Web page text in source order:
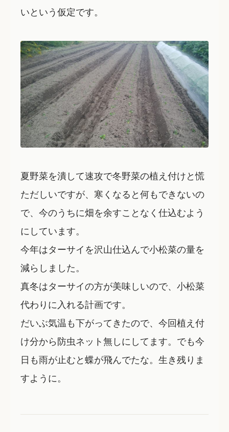
いという仮定です。
夏野菜を潰して速攻で冬野菜の植え付けと慌
ただしいですが、寒くなると何もできないの
で、今のうちに畑を余すことなく仕込むよう
にしています。
今年はターサイを沢山仕込んで小松菜の量を
減らしました。
真冬はターサイの方が美味しいので、小松菜
代わりに入れる計画です。
だいぶ気温も下がってきたので、今回植え付
け分から防虫ネット無しにしてます。でも今
日も雨が止むと蝶が飛んでたな。生き残りま
すように。